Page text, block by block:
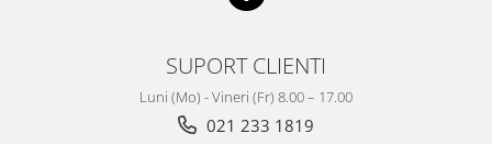
SUPORT CLIENTI
Luni (Mo) - Vineri (Fr) 8.00 – 17.00
021 233 1819